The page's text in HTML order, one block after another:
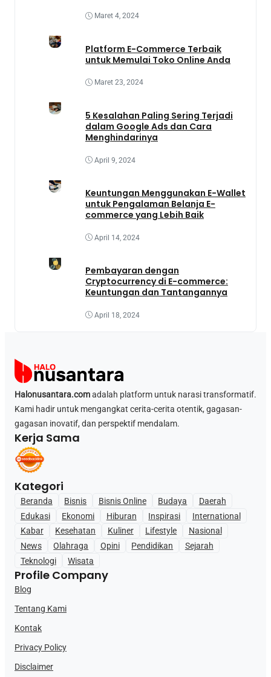
Maret 4, 2024
Platform E-Commerce Terbaik
untuk Memulai Toko Online Anda
Maret 23, 2024
5 Kesalahan Paling Sering Terjadi
dalam Google Ads dan Cara
Menghindarinya
April 9, 2024
Keuntungan Menggunakan E-Wallet
untuk Pengalaman Belanja E-
commerce yang Lebih Baik
April 14, 2024
Pembayaran dengan
Cryptocurrency di E-commerce:
Keuntungan dan Tantangannya
April 18, 2024
Halonusantara.comadalah platform untuk narasi transformatif.
Kami hadir untuk mengangkat cerita-cerita otentik, gagasan-
gagasan inovatif, dan perspektif mendalam.
Kerja Sama
Kategori
Beranda Bisnis Bisnis Online Budaya
Daerah
Edukasi
Ekonomi Hiburan Inspirasi
International
Kabar
Kesehatan Kuliner Lifestyle
Nasional
News
Olahraga Opini Pendidikan
Sejarah
Teknologi
Wisata
Profile Company
Blog
Tentang Kami
Kontak
Privacy Policy
Disclaimer